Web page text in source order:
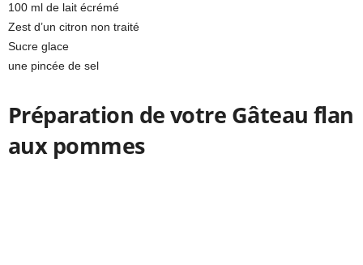
100 ml de lait écrémé
Zest d’un citron non traité
Sucre glace
une pincée de sel
Préparation de votre Gâteau flan
aux pommes